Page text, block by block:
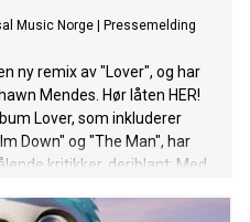
Music Norge Pressemelding
ny remix av "Lover", og har
Mendes. Hør låten HER!
Lover, som inkluderer
Down" og "The Man", har
kritikker, deriblant: Med
Og hun har en hel karriere